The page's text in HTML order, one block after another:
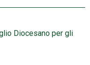
Diocesano per gli